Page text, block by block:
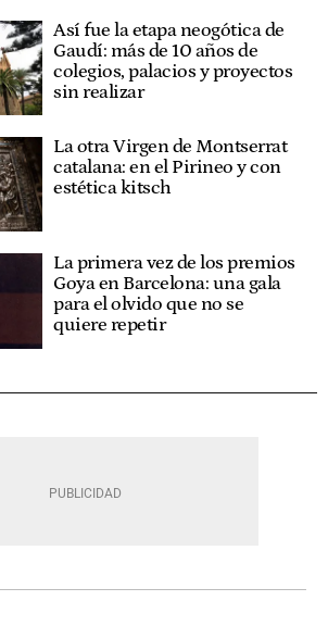
Así fue la etapa neogótica de
Gaudí: más de 10 años de
colegios, palacios y proyectos
sin realizar
La otra Virgen de Montserrat
catalana: en el Pirineo y con
estética kitsch
La primera vez de los premios
Goya en Barcelona: una gala
para el olvido que no se
quiere repetir